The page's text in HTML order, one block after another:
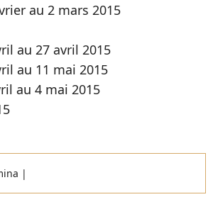
au 2 mars 2015
au 27 avril 2015
au 11 mai 2015
au 4 mai 2015
|